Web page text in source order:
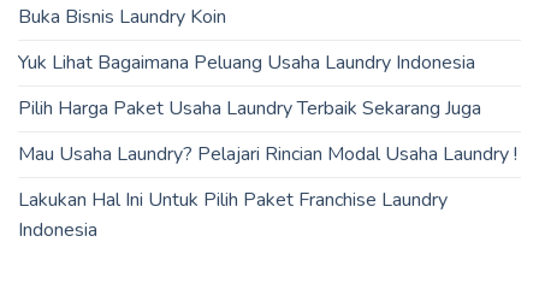
Buka Bisnis Laundry Koin
Yuk Lihat Bagaimana Peluang Usaha Laundry Indonesia
Pilih Harga Paket Usaha Laundry Terbaik Sekarang Juga
Mau Usaha Laundry? Pelajari Rincian Modal Usaha Laundry !
Lakukan Hal Ini Untuk Pilih Paket Franchise Laundry
Indonesia